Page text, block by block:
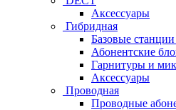
Аксессуары
Гибридная
Базовые
Абонентские
Гарнитуры и
Аксессуары
Проводная
Проводные